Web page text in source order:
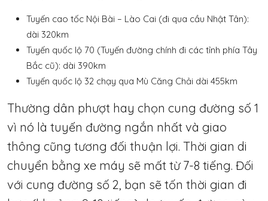
Tuyến cao tốc Nội Bài – Lào Cai (đi qua cầu Nhật Tân):
dài 320km
Tuyến quốc lộ 70 (Tuyến đường chính đi các tỉnh phía Tây
Bắc cũ): dài 390km
Tuyến quốc lộ 32 chạy qua Mù Căng Chải dài 455km
Thường dân phượt hay chọn cung đường số 1
vì nó là tuyến đường ngắn nhất và giao
thông cũng tương đối thuận lợi. Thời gian di
chuyển bằng xe máy sẽ mất từ 7-8 tiếng. Đối
với cung đường số 2, bạn sẽ tốn thời gian đi